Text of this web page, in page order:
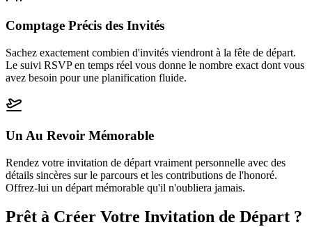
Comptage Précis des Invités
Sachez exactement combien d'invités viendront à la fête de départ.
Le suivi RSVP en temps réel vous donne le nombre exact dont vous
avez besoin pour une planification fluide.
Un Au Revoir Mémorable
Rendez votre invitation de départ vraiment personnelle avec des
détails sincères sur le parcours et les contributions de l'honoré.
Offrez-lui un départ mémorable qu'il n'oubliera jamais.
Prêt à Créer Votre Invitation de Départ ?